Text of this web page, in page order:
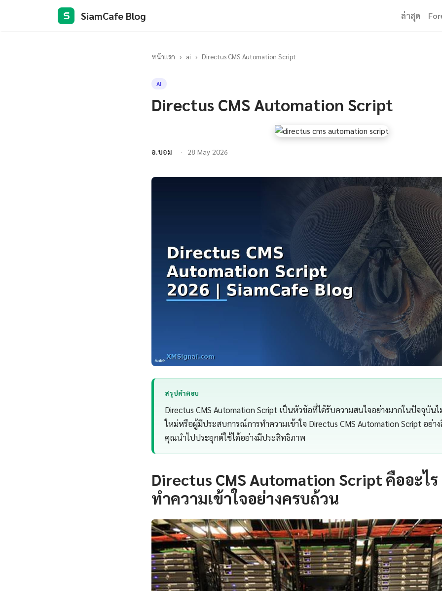
S SiamCafe Blog ล่าสุด
หน้าแรก › ai › Directus CMS Automation Script
AI
Directus CMS Automation Script
อ.บอม 28 May 2026
สรุปคำตอบ
Directus CMS Automation Script เป็นหัวข้อที่ได้รับความสนใจอย่างมากในปัจจุบัน
ใหม่หรือผู้มีประสบการณ์การทำความเข้าใจ Directus CMS Automation Script อย่า
คุณนำไปประยุกต์ใช้ได้อย่างมีประสิทธิภาพ
Directus CMS Automation Script คืออะไ
ทำความเข้าใจอย่างครบถ้วน